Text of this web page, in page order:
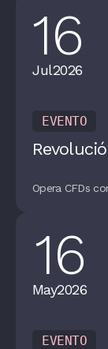
16
Jul2026
EVENTO
Opera CFDs
16
May2026
EVENTO